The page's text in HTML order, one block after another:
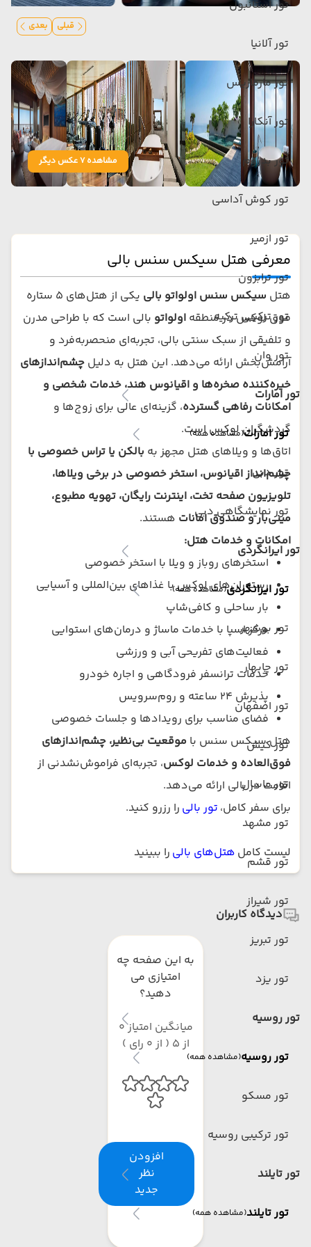
تور استانبول
تور آلانیا
تور مارماریس
تور آنکارا
تور بدروم
تور کوش آداسی
تور ازمیر
تور ترابزون
تور ترکیبی ترکیه
تور وان
تور امارات
تور امارات(مشاهده همه)
تور دبی
تور نمایشگاهی دبی
تور ایرانگردی
تور ایرانگردی(مشاهده همه)
تور بوشهر
تور چابهار
تور اصفهان
تور کیش
تور ماسال
تور مشهد
تور قشم
تور شیراز
تور تبریز
تور یزد
تور روسیه
تور روسیه(مشاهده همه)
تور مسکو
تور ترکیبی روسیه
تور تایلند
تور تایلند(مشاهده همه)
قبلی بعدی
مشاهده 7 عکس دیگر
معرفی هتل سیکس سنس بالی
هتل سیکس سنس اولواتو بالی
یکی از هتل‌های 5 ستاره
فوق لوکس در منطقه اولواتو بالی است که با طراحی مدرن
و تلفیقی از سبک سنتی بالی، تجربه‌ای منحصربه‌فرد و
آرامش‌بخش ارائه می‌دهد. این هتل به دلیل چشم‌اندازهای
خیره‌کننده صخره‌ها و اقیانوس هند، خدمات شخصی و
امکانات رفاهی گسترده، گزینه‌ای عالی برای زوج‌ها و
گردشگران لوکس است.
اتاق‌ها و ویلاهای هتل مجهز به بالکن یا تراس خصوصی با
چشم‌انداز اقیانوس، استخر خصوصی در برخی ویلاها،
تلویزیون صفحه تخت، اینترنت رایگان، تهویه مطبوع،
مینی‌بار و صندوق امانات هستند.
امکانات و خدمات هتل:
استخرهای روباز و ویلا با استخر خصوصی
رستوران‌های لوکس با غذاهای بین‌المللی و آسیایی
بار ساحلی و کافی‌شاپ
مرکز اسپا با خدمات ماساژ و درمان‌های استوایی
فعالیت‌های تفریحی آبی و ورزشی
خدمات ترانسفر فرودگاهی و اجاره خودرو
پذیرش 24 ساعته و روم‌سرویس
فضای مناسب برای رویدادها و جلسات خصوصی
هتل سیکس سنس با موقعیت بی‌نظیر، چشم‌اندازهای
فوق‌العاده و خدمات لوکس، تجربه‌ای فراموش‌نشدنی از
اقامت در بالی ارائه می‌دهد.
برای سفر کامل، تور بالی را رزرو کنید.
لیست کامل هتل‌های بالی را ببینید
دیدگاه کاربران
به این صفحه چه
امتیازی می
دهید؟
میانگین امتیاز 0
از 5 ( از 0 رای )
افزودن
نظر
جدید